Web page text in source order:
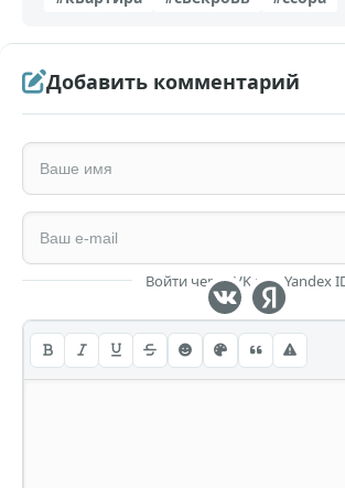
Добавить комментарий
Войти через VK или Yandex